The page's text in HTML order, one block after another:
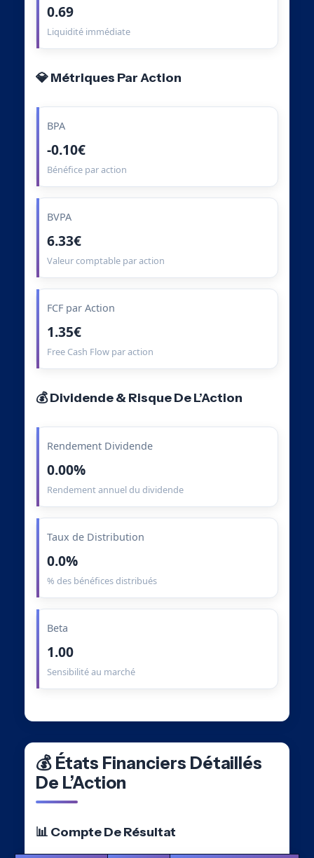
0.69
Liquidité immédiate
💎 Métriques Par Action
BPA
-0.10€
Bénéfice par action
BVPA
6.33€
Valeur comptable par action
FCF par Action
1.35€
Free Cash Flow par action
💰 Dividende & Risque De L’Action
Rendement Dividende
0.00%
Rendement annuel du dividende
Taux de Distribution
0.0%
% des bénéfices distribués
Beta
1.00
Sensibilité au marché
💰 États Financiers Détaillés
De L’Action
📊 Compte De Résultat